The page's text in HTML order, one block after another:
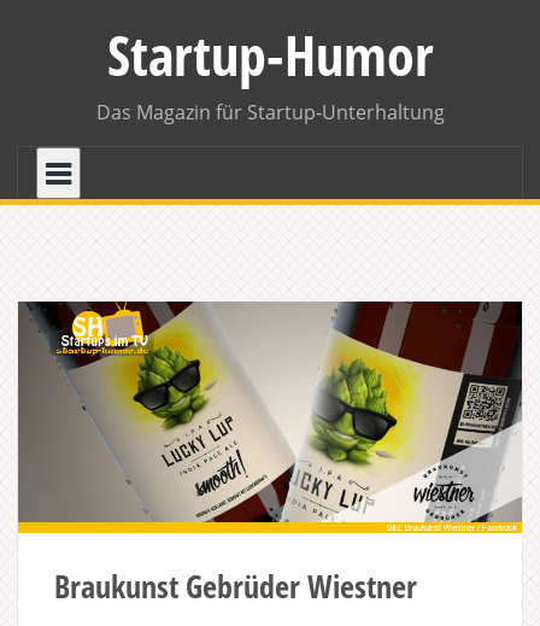
Startup-Humor
Das Magazin für Startup-Unterhaltung
Braukunst Gebrüder Wiestner